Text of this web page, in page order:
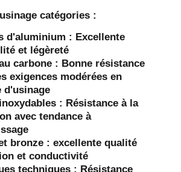
catégories :
d'aluminium : Excellente
et légèreté
carbone : Bonne résistance
exigences modérées en
d'usinage
: Résistance à la
avec tendance à
bronze : excellente qualité
et conductivité
techniques : Résistance